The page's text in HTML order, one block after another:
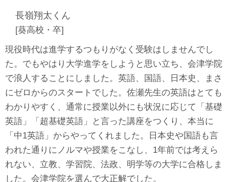
長嶺翔太くん
[葵高校・卒]
現役時代は進学するつもりがなく受験はしませんでし
た。でもやはり大学進学をしようと思い立ち、会津学院
で浪人することにしました。英語、国語、日本史、まさ
にゼロからのスタートでした。佐瀬先生の英語はとても
わかりやすく、通常に授業以外にも状況に応じて「基礎
英語」「超基礎英語」と言った講座をつくり、本当に
「中1英語」からやってくれました。日本史や国語も言
われた通りにノルマや授業をこなし、1年前では考えら
れない、立教、学習院、法政、明学等の大学に合格しま
した。会津学院を選んで大正解でした。